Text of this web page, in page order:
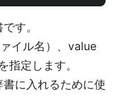
す。
イル名）、value
指定します。
に入れるために使